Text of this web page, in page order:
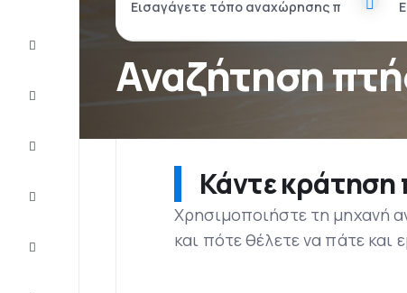
Αναζήτηση
Κάντε κράτηση
Χρησιμοποιήστε τη μηχανή
και πότε θέλετε να πάτε και